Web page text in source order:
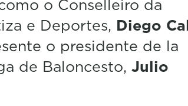
n
s
o
u
o Conselleiro da
e Deportes, Diego
o presidente de la
de Baloncesto, Julio